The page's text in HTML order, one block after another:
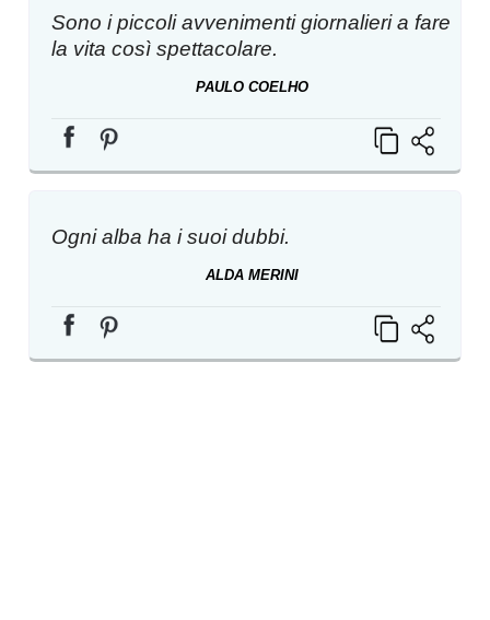
Sono i piccoli avvenimenti giornalieri a fare
la vita così spettacolare.
PAULO COELHO
Ogni alba ha i suoi dubbi.
ALDA MERINI